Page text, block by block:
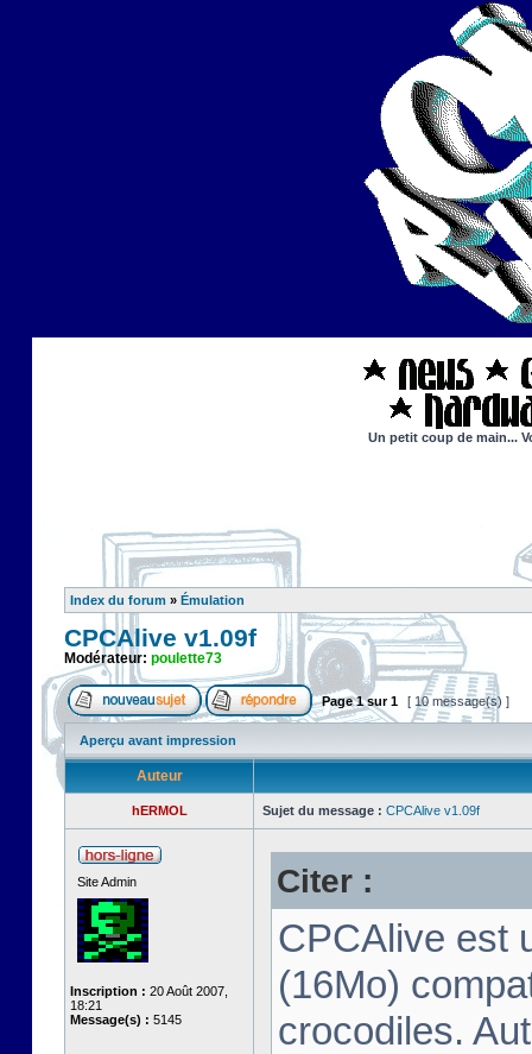
Un petit coup de main...
Index du forum » Émulation
CPCAlive v1.09f
Modérateur: poulette73
Page1sur1 [ 10 message(s) ]
Aperçu avant impression
Auteur
hERMOL Sujet du message : CPCAlive v1.09f
Site Admin
Inscription : 20 Août 2007,
18:21
Message(s) : 5145
Citer :
CPCAlive est
(16Mo)
crocodiles.